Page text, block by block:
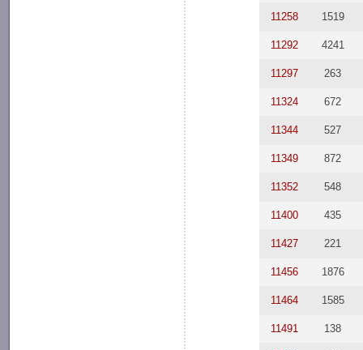
11258 1519
11292 4241
11297 263
11324 672
11344 527
11349 872
11352 548
11400 435
11427 221
11456 1876
11464 1585
11491 138